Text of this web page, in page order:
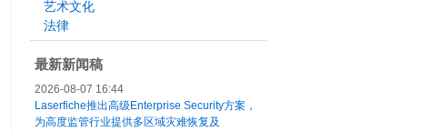
艺术文化
法律
最新新闻稿
2026-08-07 16:44
Laserfiche推出高级Enterprise Security方案，
为高度监管行业提供多区域灾难恢复及